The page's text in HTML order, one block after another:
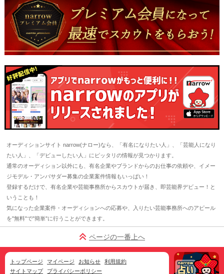
オーディションサイト narrow(ナロー)なら、「有名になりたい人」、「芸能人になり
たい人」、「デビューしたい人」にピッタリの情報が見つかります。
通常のオーディション以外にも、有名企業やブランドからのお仕事の依頼や、イメー
ジモデル・アンバサダー募集の企業案件情報もいっぱい！
登録するだけで、有名企業や芸能事務所からスカウトが届き、即芸能界デビュー！と
いうことも！
気になった企業案件・オーディションへの応募や、入りたい芸能事務所へのアピール
を"無料"で"簡単"に行うことができます。
ページの一番上へ
トップページ マイページ お知らせ
利用規約
サイトマップ
プライバシーポリシー